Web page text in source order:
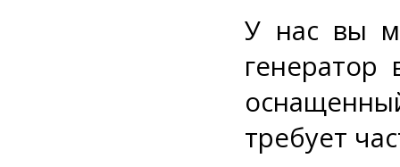
У нас вы
генератор
требует